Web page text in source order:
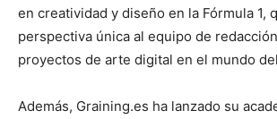
en creatividad y diseño en la Fórmula 1,
perspectiva única al equipo de
proyectos de arte digital en el mundo
Además, Graining.es ha lanzado su